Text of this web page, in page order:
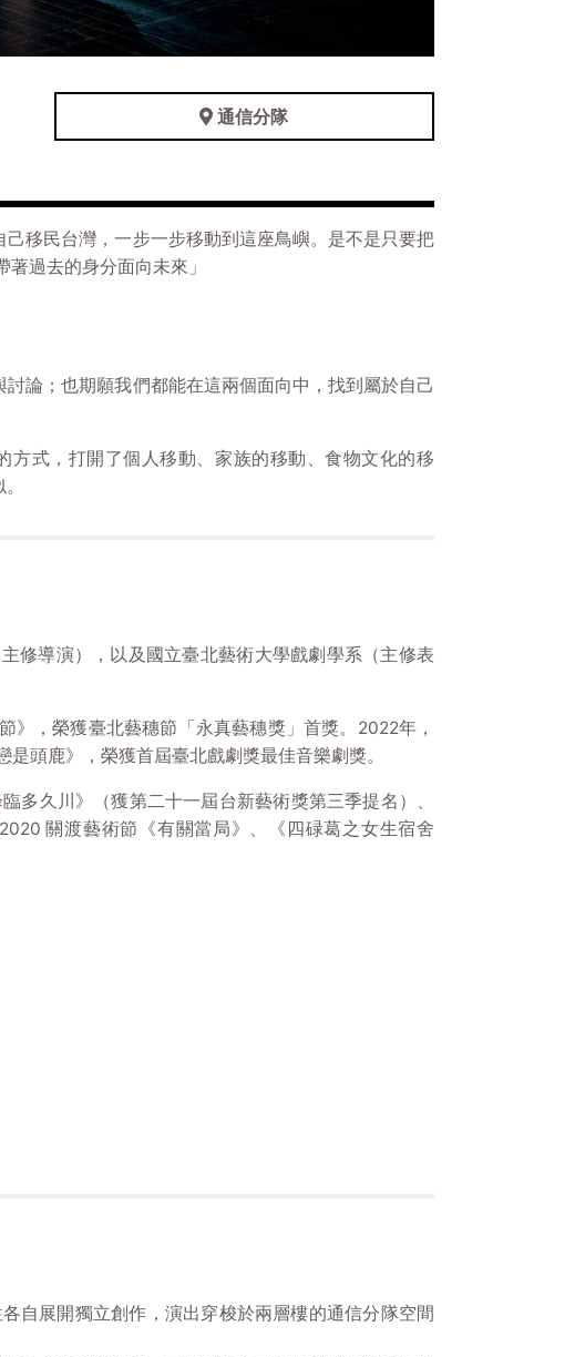
通信分隊
移民台灣，一步一步移動到這座鳥嶼。是不是只要把
過去的身分面向未來」
論；也期願我們都能在這兩個面向中，找到屬於自己
式，打開了個人移動、家族的移動、食物文化的移
修導演），以及國立臺北藝術大學戲劇學系（主修表
，榮獲臺北藝穗節「永真藝穗獎」首獎。2022年，
頭鹿》，榮獲首屆臺北戲劇獎最佳音樂劇獎。
多久川》（獲第二十一屆台新藝術獎第三季提名）、
關渡藝術節《有關當局》、《四碌葛之女生宿舍
自展開獨立創作，演出穿梭於兩層樓的通信分隊空間